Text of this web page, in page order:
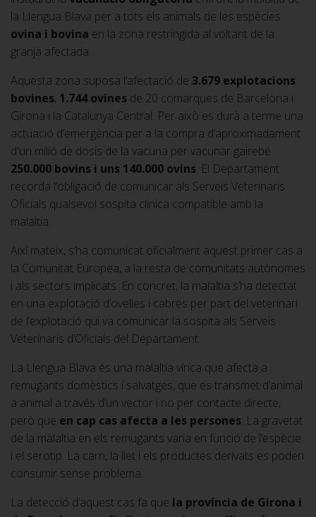
la Llengua Blava per a tots els animals de les espècies
ovina i bovina en la zona restringida al voltant de la
granja afectada.
Aquesta zona suposa l’afectació de 3.679 explotacions
bovines, 1.744 ovines de 20 comarques de Barcelona i
Girona i la Catalunya Central. Per això es durà a terme una
actuació d’emergència per a la compra d’aproximadament
d'un milió de dosis de la vacuna per vacunar gairebé
250.000 bovins i uns 140.000 ovins. El Departament
recorda l’obligació de comunicar als Serveis Veterinaris
Oficials qualsevol sospita clínica compatible amb la
malaltia.
Així mateix, s’ha comunicat oficialment aquest primer cas a
la Comunitat Europea, a la resta de comunitats autònomes
i als sectors implicats. En concret, la malaltia s’ha detectat
en una explotació d’ovelles i cabres per part del veterinari
de l’explotació qui va comunicar la sospita als Serveis
Veterinaris d’Oficials del Departament.
La Llengua Blava és una malaltia vírica que afecta a
remugants domèstics i salvatges, que es transmet d’animal
a animal a través d’un vector i no per contacte directe,
però que en cap cas afecta a les persones. La gravetat
de la malaltia en els remugants varia en funció de l’espècie
i el serotip. La carn, la llet i els productes derivats es poden
consumir sense problema.
La detecció d’aquest cas fa que la província de Girona i